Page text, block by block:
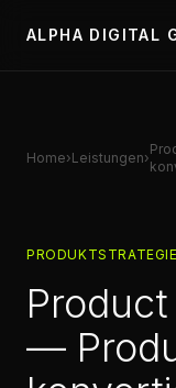
ALPHA DIGITAL
Home›Leistungen›
PRODUKTSTRATEGIE
—